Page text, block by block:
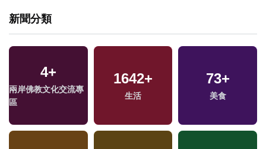
新聞分類
4+
兩岸佛教文化交流專
區
1642+
生活
73+
美食